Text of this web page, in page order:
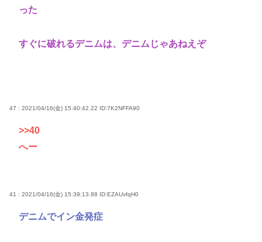
った
すぐに破れるデニムは、デニムじゃあねえぞ
47 : 2021/04/16(金) 15:40:42.22 ID:7K2NFFA90
>>40
へー
41 : 2021/04/16(金) 15:39:13.88 ID:EZAUvfqH0
デニムでイン金発症